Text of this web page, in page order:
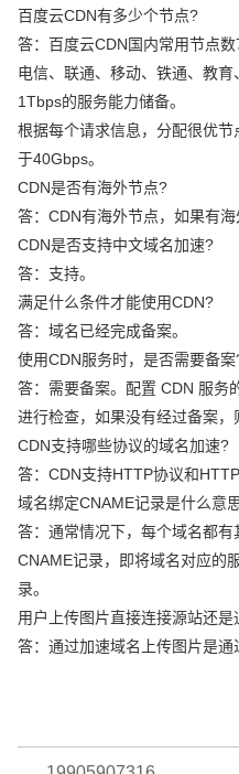
百度云CDN有多少个节点?
答：百度云CDN国内常用节点
电信、联通、移动、铁通、教
1Tbps的服务能力储备。
根据每个请求信息，分配很优
于40Gbps。
CDN是否有海外节点?
答：CDN有海外节点，如果有海
CDN是否支持中文域名加速?
答：支持。
满足什么条件才能使用CDN?
答：域名已经完成备案。
使用CDN服务时，是否需要备案
答：需要备案。配置 CDN 服务
进行检查，如果没有经过备案，
CDN支持哪些协议的域名加速?
答：CDN支持HTTP协议和
域名绑定CNAME记录是什么意
答：通常情况下，每个域名都
CNAME记录，即将域名对应的
录。
用户上传图片直接连接源站还
答：通过加速域名上传图片是通